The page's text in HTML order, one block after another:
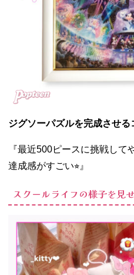
ジグソーパズルを完成させ
『最近500ピースに挑戦して
達成感がすごい⭐︎』
スクールライフの様子を見